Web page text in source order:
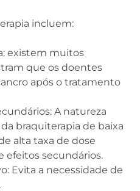
incluem:
existem muitos
que os doentes
após o tratamento
A natureza
braquiterapia de baixa
alta taxa de dose
efeitos secundários.
Evita a necessidade de